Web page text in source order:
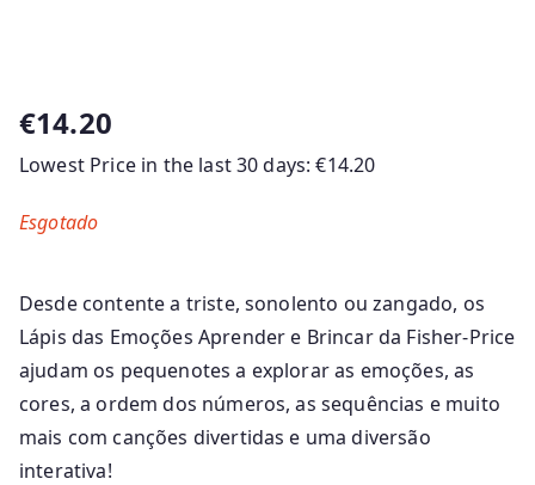
€14.20
Lowest Price in the last 30 days:€14.20
Desde contente a triste, sonolento ou zangado, os
Lápis das Emoções Aprender e Brincar da Fisher-Price
ajudam os pequenotes a explorar as emoções, as
cores, a ordem dos números, as sequências e muito
mais com canções divertidas e uma diversão
interativa!
Esgotado